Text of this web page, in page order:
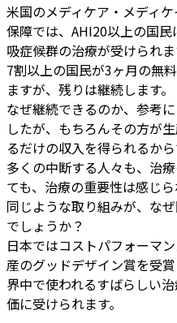
米国のメディケア・メディ
保障では、AHI20以上の国
吸症候群の治療が受けられま
7割以上の国民が3ヶ月の無
ますが、残りは継続します。
なぜ継続できるのか、参考
したが、もちろんその方が
るだけの収入を得られるから
多くの中断する人々も、治
ても、治療の重要性は感じら
同じような取り組みが、な
でしょうか？
日本ではコストパフォーマ
産のグッドデザイン賞を受
界中で使われるすばらしい
価に受けられます。